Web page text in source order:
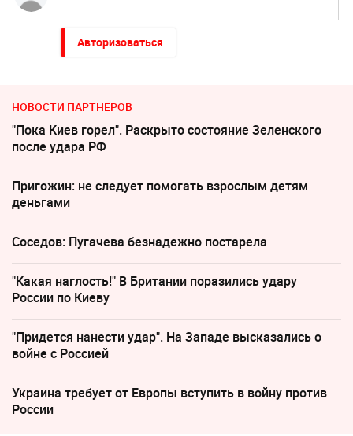
Авторизоваться
НОВОСТИ ПАРТНЕРОВ
"Пока Киев горел". Раскрыто состояние Зеленского
после удара РФ
Пригожин: не следует помогать взрослым детям
деньгами
Соседов: Пугачева безнадежно постарела
"Какая наглость!" В Британии поразились удару
России по Киеву
"Придется нанести удар". На Западе высказались о
войне с Россией
Украина требует от Европы вступить в войну против
России